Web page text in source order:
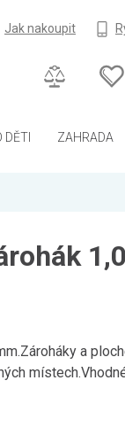
Jak nakoupit
DĚTI ZAHRADA
a